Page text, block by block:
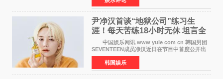
家庭与自我之间
尹净汉首谈“地狱公司”练习生
涯！每天苦练18小时无休 坦言全
靠成员撑过来
中国娱乐网讯 www yule com cn 韩国男团
SEVENTEEN成员净汉近日在节目中首度公开出
道前的残酷练习生经历，并提及经纪公司Pledis
娱乐，引发广泛关注。 在8月2日播出的日本
TBS综艺节目《周
韩国娱乐